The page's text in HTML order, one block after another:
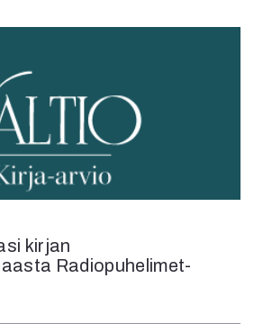
kirjan
Radiopuhelimet-